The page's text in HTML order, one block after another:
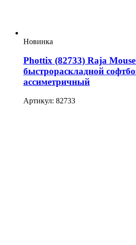
Новинка
Phottix (82733) Raja
быстрораскладной
ассиметричный
Артикул: 82733